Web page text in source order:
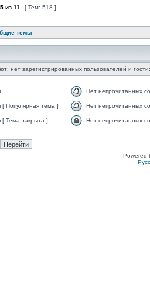
5 из 11 [ Тем: 518 ]
темы
нет зарегистрированных пользователей и
Нет непрочитанных
Популярная тема ] Нет непрочитанных
Тема закрыта ] Нет непрочитанных
Powered